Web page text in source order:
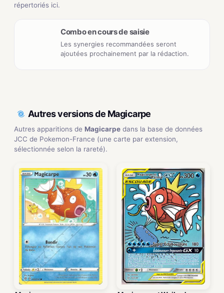
répertoriés ici.
Combo en cours de saisie
Les synergies recommandées seront
ajoutées prochainement par la rédaction.
Autres versions de Magicarpe
Autres apparitions de Magicarpe dans la base de données
JCC de Pokemon-France (une carte par extension,
sélectionnée selon la rareté).